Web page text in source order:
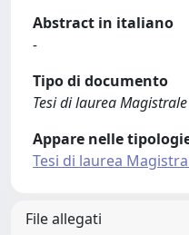
Abstract in italiano
-
Tipo di documento
Tesi di laurea Magistrale
Appare nelle
Tesi di laurea
File allegati